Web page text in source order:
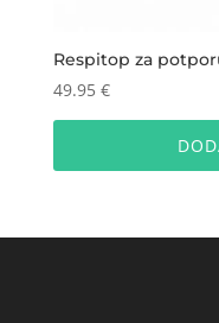
Respitop za
49.95 €